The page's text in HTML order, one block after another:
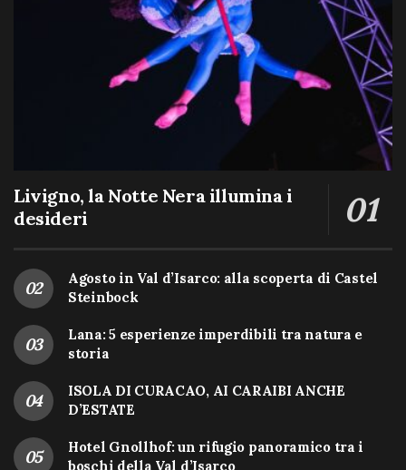
Livigno, la Notte Nera illumina i
desideri
Agosto in Val d’Isarco: alla scoperta di Castel
Steinbock
Lana: 5 esperienze imperdibili tra natura e
storia
ISOLA DI CURACAO, AI CARAIBI ANCHE
D’ESTATE
Hotel Gnollhof: un rifugio panoramico tra i
boschi della Val d’Isarco